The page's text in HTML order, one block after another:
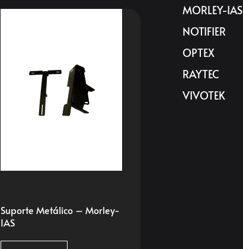
Suporte Metálico – Morley-
IAS
MORLEY-IAS
NOTIFIER
OPTEX
RAYTEC
VIVOTEK